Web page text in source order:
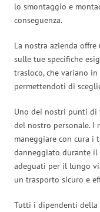
lo smontaggio e
conseguenza.
La nostra azienda
sulle tue specifiche
trasloco, che variano in
permettendoti di
Uno dei nostri punti di
del nostro personale. I
maneggiare con cura i
danneggiato durante
adeguati per il lungo
un trasporto sicuro e
Tutti i dipendenti della